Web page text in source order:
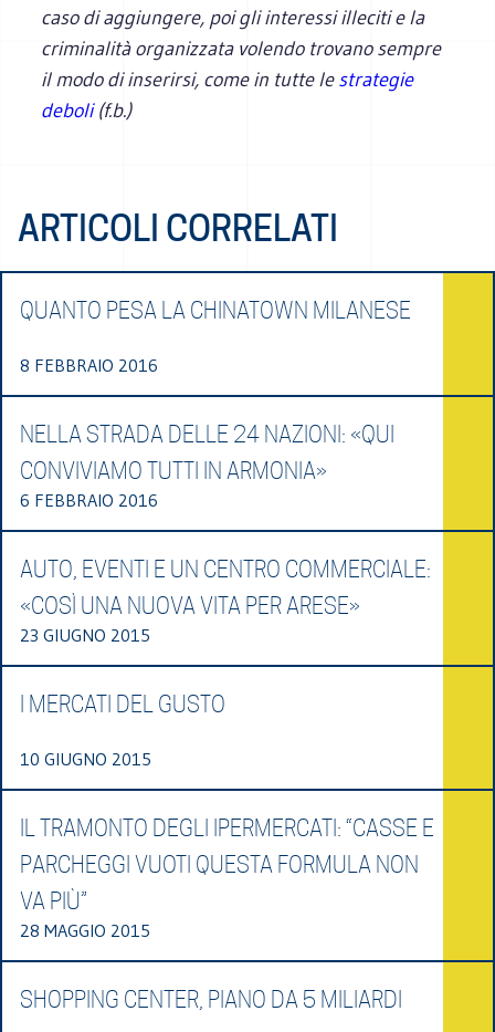
caso di aggiungere, poi gli interessi illeciti e la
criminalità organizzata volendo trovano sempre
il modo di inserirsi, come in tutte lestrategie
deboli(f.b.)
ARTICOLI CORRELATI
QUANTO PESA LA CHINATOWN MILANESE
8 FEBBRAIO 2016
NELLA STRADA DELLE 24 NAZIONI: «QUI
CONVIVIAMO TUTTI IN ARMONIA»
6 FEBBRAIO 2016
AUTO, EVENTI E UN CENTRO COMMERCIALE:
«COSÌ UNA NUOVA VITA PER ARESE»
23 GIUGNO 2015
I MERCATI DEL GUSTO
10 GIUGNO 2015
IL TRAMONTO DEGLI IPERMERCATI: “CASSE E
PARCHEGGI VUOTI QUESTA FORMULA NON
VA PIÙ”
28 MAGGIO 2015
SHOPPING CENTER, PIANO DA 5 MILIARDI